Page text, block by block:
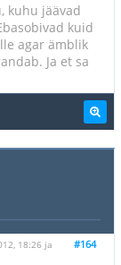
kuhu jäävad
kuid
agar ämblik
Ja et sa
#164
18:26 ja